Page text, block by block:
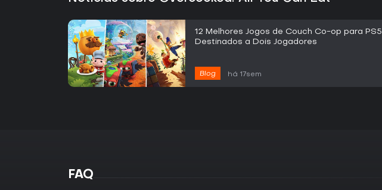
12 Melhores Jogos de Couch Co-op para PS5
Destinados a Dois Jogadores
Blog há 17sem
FAQ